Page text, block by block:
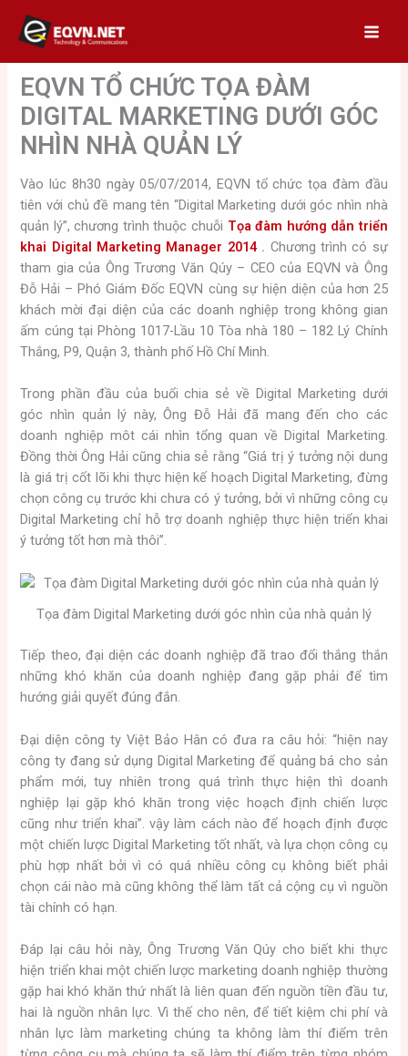
content
EQVN TỔ CHỨC TỌA ĐÀM
DIGITAL MARKETING DƯỚI GÓC
NHÌN NHÀ QUẢN LÝ
Vào lúc 8h30 ngày 05/07/2014, EQVN tổ chức tọa đàm đầu
tiên với chủ đề mang tên “Digital Marketing dưới góc nhìn nhà
quản lý”, chương trình thuộc chuỗi Tọa đàm hướng dẫn triển
khai Digital Marketing Manager 2014. Chương trình có sự
tham gia của Ông Trương Văn Qúy – CEO của EQVN và Ông
Đỗ Hải – Phó Giám Đốc EQVN cùng sự hiện diện của hơn 25
khách mời đại diện của các doanh nghiệp trong không gian
ấm cúng tại Phòng 1017-Lầu 10 Tòa nhà 180 – 182 Lý Chính
Thắng, P9, Quận 3, thành phố Hồ Chí Minh.
Trong phần đầu của buổi chia sẻ về Digital Marketing dưới
góc nhìn quản lý này, Ông Đỗ Hải đã mang đến cho các
doanh nghiệp môt cái nhìn tổng quan về Digital Marketing.
Đồng thời Ông Hải cũng chia sẻ rằng “Giá trị ý tưởng nội dung
là giá trị cốt lõi khi thực hiện kế hoạch Digital Marketing, đừng
chọn công cụ trước khi chưa có ý tưởng, bởi vì những công cụ
Digital Marketing chỉ hỗ trợ doanh nghiệp thực hiện triển khai
ý tưởng tốt hơn mà thôi”.
Tọa đàm Digital Marketing dưới góc nhìn của nhà quản lý
Tiếp theo, đại diện các doanh nghiệp đã trao đổi thắng thắn
những khó khăn của doanh nghiệp đang gặp phải để tìm
hướng giải quyết đúng đắn.
Đại diện công ty Việt Bảo Hân có đưa ra câu hỏi: “hiện nay
công ty đang sử dụng Digital Marketing để quảng bá cho sản
phẩm mới, tuy nhiên trong quá trình thực hiện thì doanh
nghiệp lại gặp khó khăn trong việc hoạch định chiến lược
cũng như triển khai”. vậy làm cách nào để hoạch định được
một chiến lược Digital Marketing tốt nhất, và lựa chọn công cụ
phù hợp nhất bởi vì có quá nhiều công cụ không biết phải
chọn cái nào mà cũng không thể làm tất cả cộng cụ vì nguồn
tài chính có hạn.
Đáp lại câu hỏi này, Ông Trương Văn Qúy cho biết khi thực
hiện triển khai một chiến lược marketing doanh nghiệp thường
gặp hai khó khăn thứ nhất là liên quan đến nguồn tiền đầu tư,
hai là nguồn nhân lực. Vì thế cho nên, để tiết kiệm chi phí và
nhân lực làm marketing chúng ta không làm thí điểm trên